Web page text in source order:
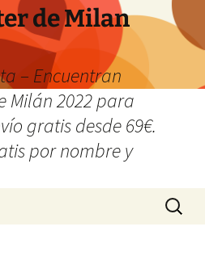
de Milan
– Encuentran
Milán 2022 para
gratis desde 69€.
por nombre y
Buscar: